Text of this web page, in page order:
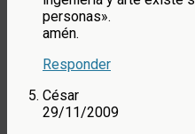
personas».
amén.
Responder
César
29/11/2009